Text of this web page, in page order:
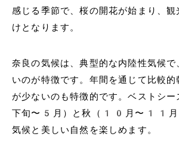
感じる季節で、桜の開花が始まり、観
けとなります。
奈良の気候は、典型的な内陸性気候で
いのが特徴です。年間を通じて比較
が少ないのも特徴的です。ベストシ
下旬〜5月）と秋（10月〜11月
気候と美しい自然を楽しめます。